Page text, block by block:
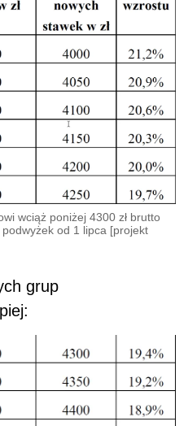
wciąż poniżej 4300 zł brutto
od 1 lipca [projekt
grup